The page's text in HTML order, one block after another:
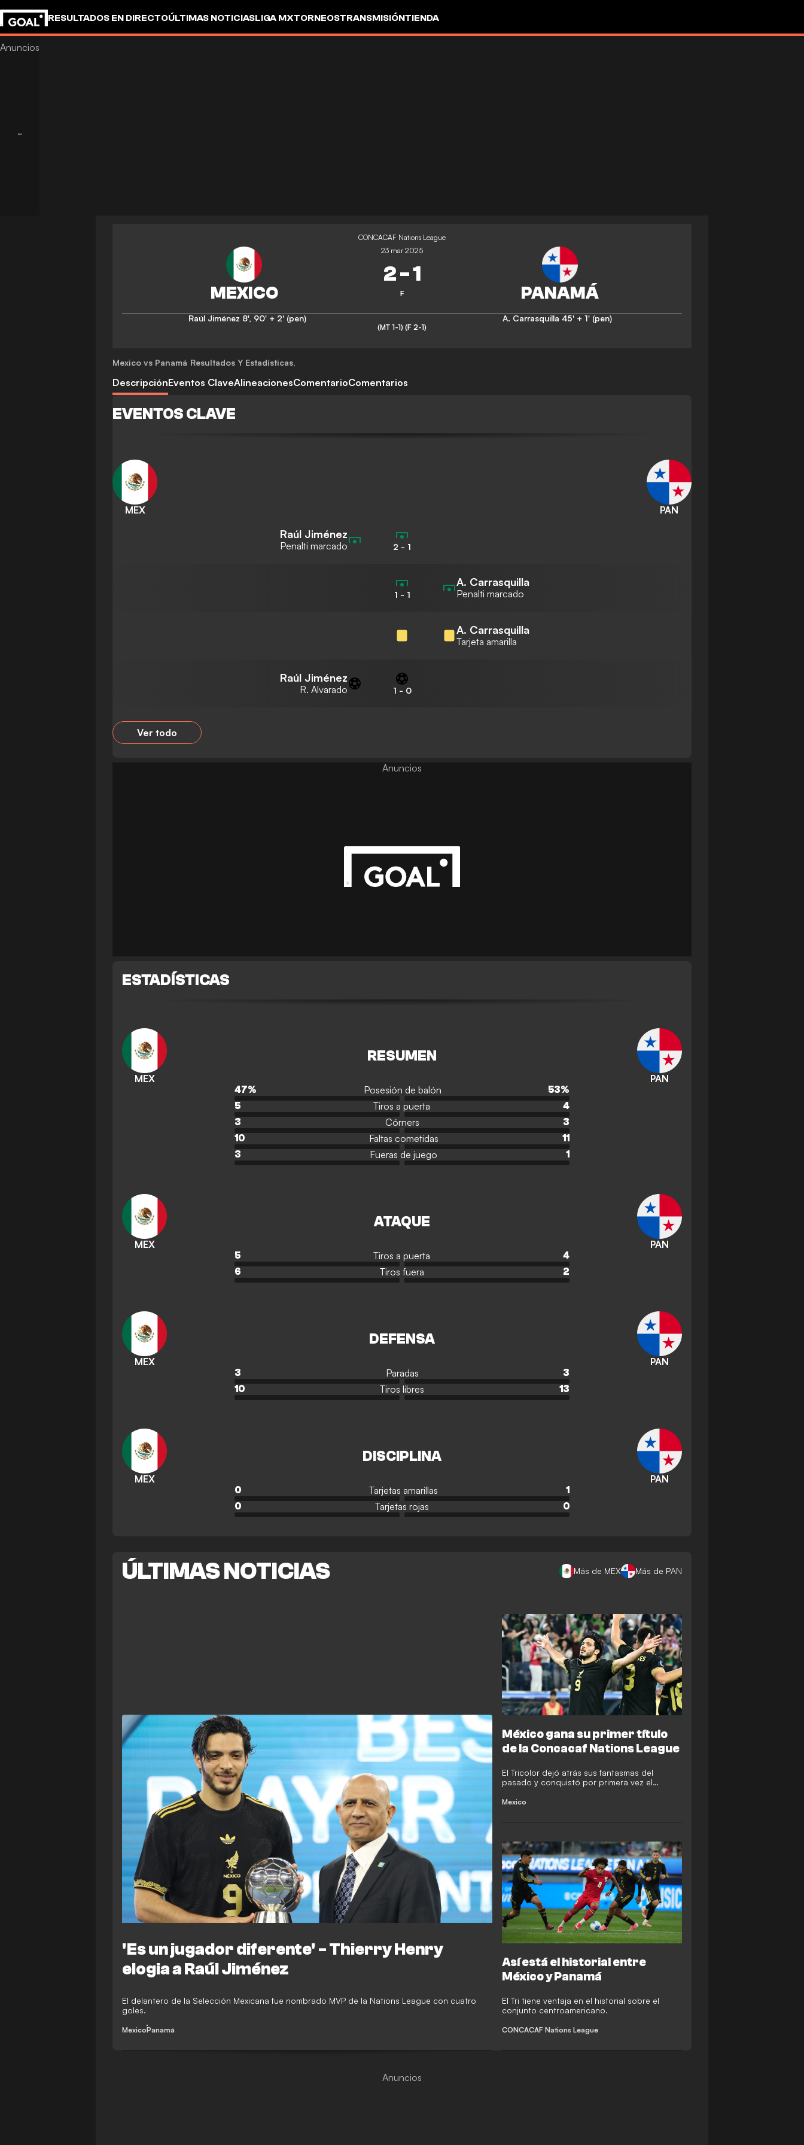
RESULTADOS EN DIRECTOÚLTIMAS NOTICIASLIGA MXTORNEOSTRANSMISIÓNTIENDA
CONCACAF Nations League
23 mar 2025
2-1
F
Raúl Jiménez 8', 90' + 2' (pen) A. Carrasquilla 45' + 1' (pen)
(MT 1-1) (F 2-1)
Mexico vs Panamá Resultados Y Estadísticas,
DescripciónEventos ClaveAlineacionesComentarioComentarios
EVENTOS CLAVE
MEX PAN
Raúl Jiménez
Penalti marcado 2 - 1
1 - 1
A. Carrasquilla
Penalti marcado
A. Carrasquilla
Tarjeta amarilla
Raúl Jiménez
R. Alvarado 1 - 0
Ver todo
ESTADÍSTICAS
MEX
RESUMEN
PAN
47% Posesión de balón 53%
5
Tiros a puerta
4
3
Córners
3
10
Faltas cometidas
11
3
Fueras de juego 1
MEX
ATAQUE
PAN
5 Tiros a puerta
4
6
Tiros fuera 2
MEX
DEFENSA
PAN
3 Paradas
3
10
Tiros libres 13
MEX
DISCIPLINA
PAN
0 Tarjetas amarillas
1
0
Tarjetas rojas 0
ÚLTIMAS NOTICIAS Más de MEX Más de PAN
'Es un jugador diferente' - Thierry Henry
elogia a Raúl Jiménez
El delantero de la Selección Mexicana fue nombrado MVP de la Nations League con cuatro
goles.
MexicoPanamá
México gana su primer título
de la Concacaf Nations League
El Tricolor dejó atrás sus fantasmas del
pasado y conquistó por primera vez el
conjunto panameño.
Mexico
Así está el historial entre
México y Panamá
El Tri tiene ventaja en el historial sobre el
conjunto centroamericano.
CONCACAF Nations League
Anuncios